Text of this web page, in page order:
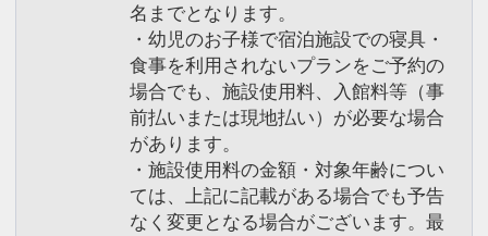
名までとなります。
・幼児のお子様で宿泊施設での寝具・
食事を利用されないプランをご予約の
場合でも、施設使用料、入館料等（事
前払いまたは現地払い）が必要な場合
があります。
・施設使用料の金額・対象年齢につい
ては、上記に記載がある場合でも予告
なく変更となる場合がございます。最